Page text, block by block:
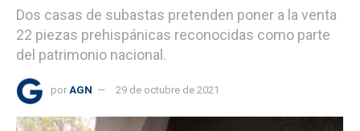
Dos casas de subastas pretenden poner a la venta
22 piezas prehispánicas reconocidas como parte
del patrimonio nacional.
por AGN 29 de octubre de 2021